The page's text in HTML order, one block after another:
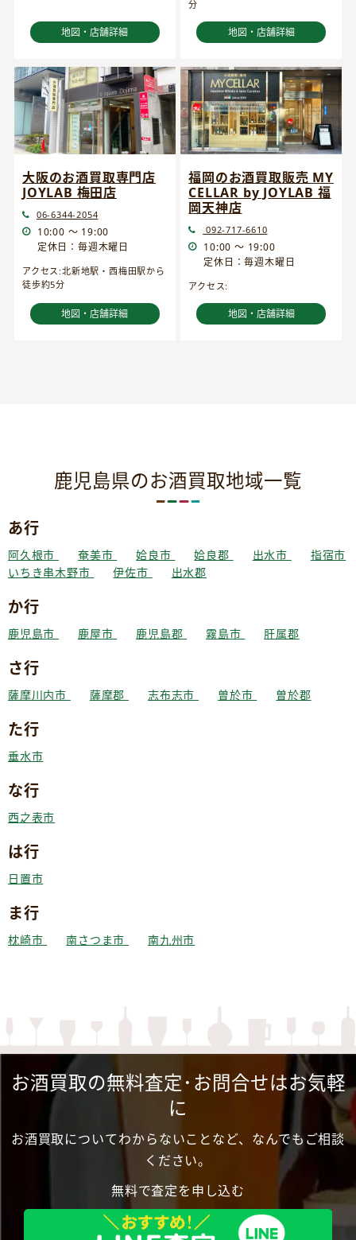
地図・店舗詳細
分
地図・店舗詳細
大阪のお酒買取専門店
JOYLAB 梅田店
06-6344-2054
10:00 ～ 19:00
定休日：毎週木曜日
アクセス:北新地駅・西梅田駅から
徒歩約5分
地図・店舗詳細
福岡のお酒買取販売 MY
CELLAR by JOYLAB 福
岡天神店
092-717-6610
10:00 ～ 19:00
定休日：毎週木曜日
アクセス:
地図・店舗詳細
鹿児島県のお酒買取地域一覧
あ行
阿久根市 奄美市 姶良市 姶良郡 出水市
指宿市
いちき串木野市
伊佐市 出水郡
か行
鹿児島市 鹿屋市 鹿児島郡 霧島市 肝属郡
さ行
薩摩川内市 薩摩郡 志布志市 曽於市 曽於郡
た行
垂水市
な行
西之表市
は行
日置市
ま行
枕崎市 南さつま市 南九州市
お酒買取の無料査定･お問合せはお気軽
に
お酒買取についてわからないことなど、なんでもご相談
ください。
無料で査定を申し込む